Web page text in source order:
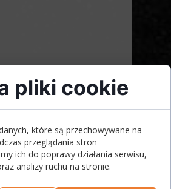
pliki cookie
które są przechowywane na
przeglądania stron
ich do poprawy działania serwisu,
analizy ruchu na stronie.